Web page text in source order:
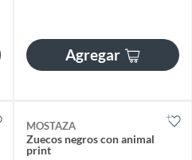
Agregar
MOSTAZA
Zuecos negros con animal
print